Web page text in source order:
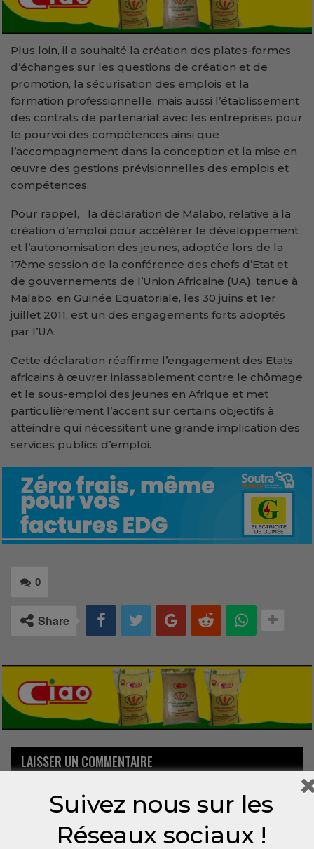
Plus loin, il a souhaité la création des plates-formes
d’échanges sur les questions de création et de
promotion, la sécurisation des emplois et la
formation professionnelle, mais aussi l’établissement
des contrats de partenariat avec les entreprises pour
le pourvoi des compétences ainsi que
l’accompagnement dans la conception et la mise en
œuvre des gestions prévisionnelles des emplois et
compétences.
Pour rappel, la déclaration de Malabo, relative à la
création d’emploi pour accélérer le développement
et l’autonomisation des jeunes, adoptée lors de la
17ème session de la conférence des chefs d’Etat et
de gouvernements de l’Union Africaine (UA), tenue à
Malabo, en Guinée Equatoriale, les 30 juins et 1er
juillet 2011, est un des engagements forts adoptés
par l’UA.
Cette déclaration réaffirme l’engagement des Etats
africains à œuvrer inlassablement contre le chômage
et le sous-emploi des jeunes en Afrique et met
particulièrement l’accent sur certains objectifs à
atteindre qui nécessitent une grande implication des
services publics d’emploi.
0
Share
LAISSER UN COMMENTAIRE
Votre adresse email ne sera pas publiée.
Suivez nous sur les
Réseaux sociaux !